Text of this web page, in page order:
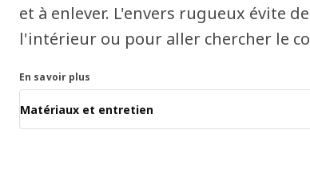
et à enlever. L'envers rugueux évite
l'intérieur ou pour aller chercher le
En savoir plus
Matériaux et entretien